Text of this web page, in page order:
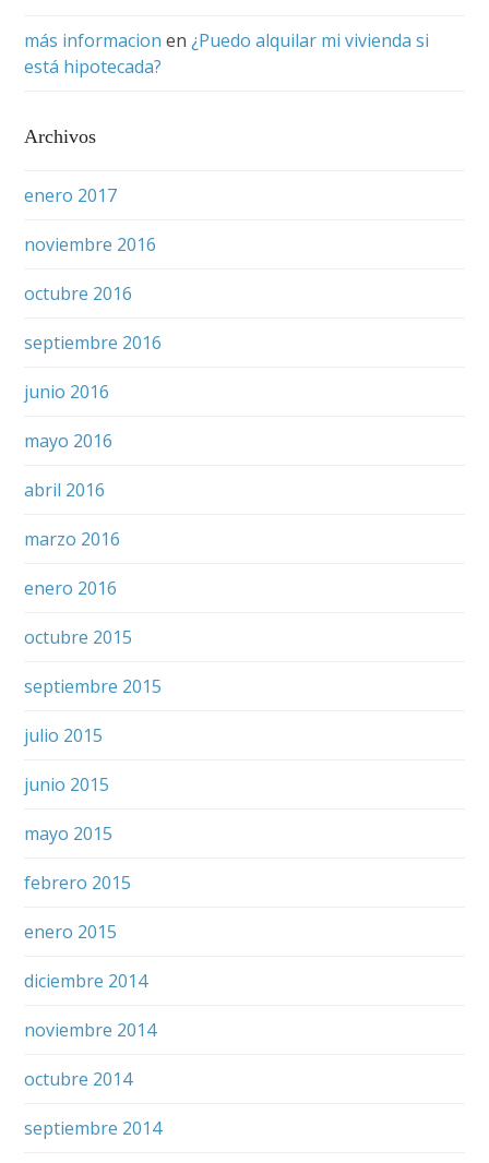
más informacion en¿Puedo alquilar mi vivienda si
está hipotecada?
Archivos
enero 2017
noviembre 2016
octubre 2016
septiembre 2016
junio 2016
mayo 2016
abril 2016
marzo 2016
enero 2016
octubre 2015
septiembre 2015
julio 2015
junio 2015
mayo 2015
febrero 2015
enero 2015
diciembre 2014
noviembre 2014
octubre 2014
septiembre 2014